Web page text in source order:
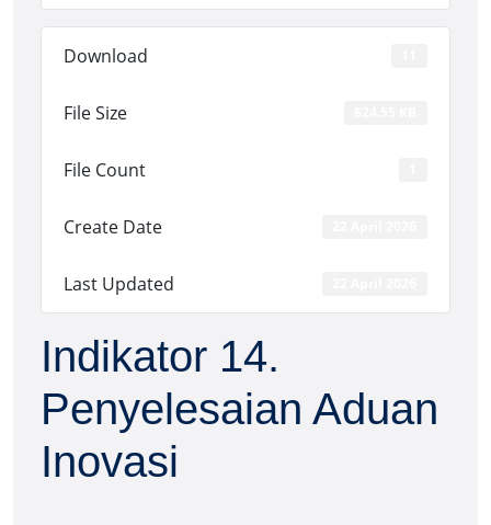
Download
File Size
File Count
Create Date
Last Updated
Indikator 14.
Penyelesaian Aduan
Inovasi